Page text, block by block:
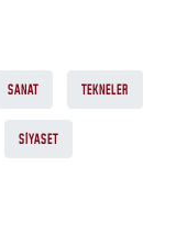
SANAT TEKNELER
SIYASET